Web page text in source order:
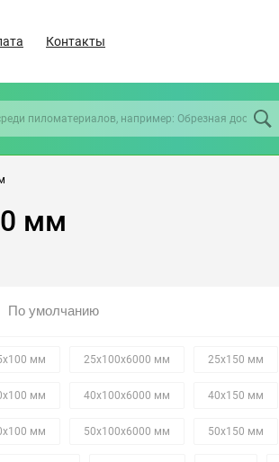
Контакты
мм
мм 25х100х6000 мм 25х150 мм
мм 40х100х6000 мм 40х150 мм
мм 50х100х6000 мм 50х150 мм